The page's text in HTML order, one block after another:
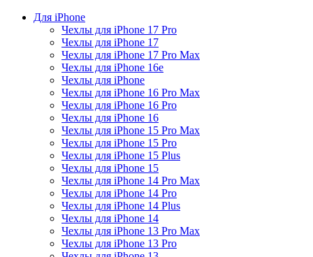
Для iPhone
Чехлы для iPhone 17 Pro
Чехлы для iPhone 17
Чехлы для iPhone 17 Pro Max
Чехлы для iPhone 16e
Чехлы для iPhone
Чехлы для iPhone 16 Pro Max
Чехлы для iPhone 16 Pro
Чехлы для iPhone 16
Чехлы для iPhone 15 Pro Max
Чехлы для iPhone 15 Pro
Чехлы для iPhone 15 Plus
Чехлы для iPhone 15
Чехлы для iPhone 14 Pro Max
Чехлы для iPhone 14 Pro
Чехлы для iPhone 14 Plus
Чехлы для iPhone 14
Чехлы для iPhone 13 Pro Max
Чехлы для iPhone 13 Pro